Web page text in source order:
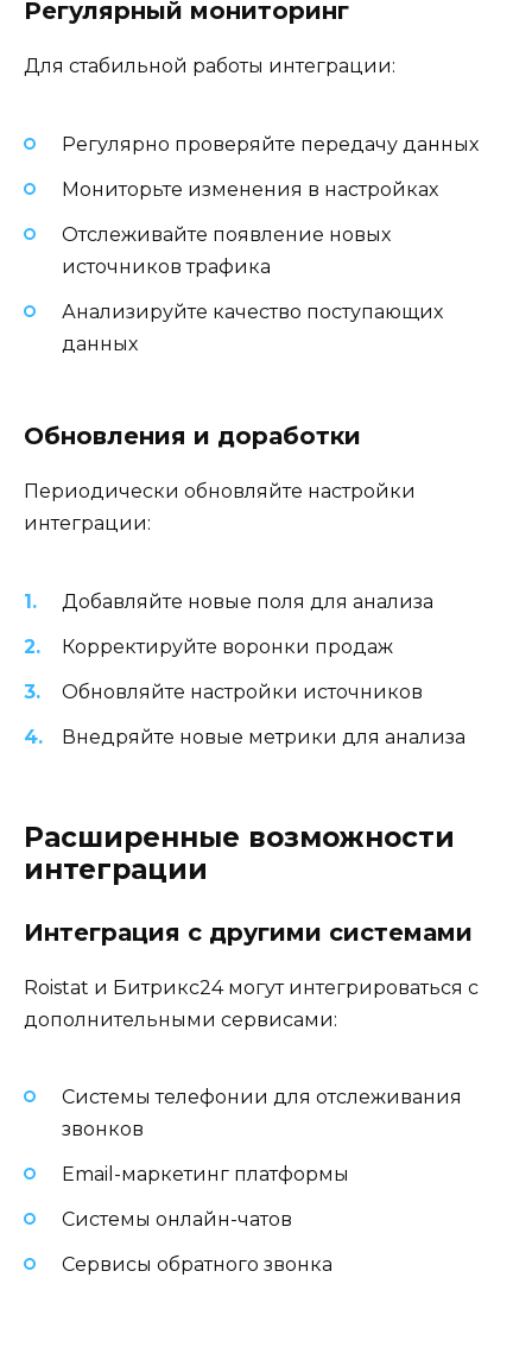
Регулярный мониторинг
Для стабильной работы интеграции:
Регулярно проверяйте передачу данных
Мониторьте изменения в настройках
Отслеживайте появление новых
источников трафика
Анализируйте качество поступающих
данных
Обновления и доработки
Периодически обновляйте настройки
интеграции:
Добавляйте новые поля для анализа
Корректируйте воронки продаж
Обновляйте настройки источников
Внедряйте новые метрики для анализа
Расширенные возможности
интеграции
Интеграция с другими системами
Roistat и Битрикс24 могут интегрироваться с
дополнительными сервисами:
Системы телефонии для отслеживания
звонков
Email-маркетинг платформы
Системы онлайн-чатов
Сервисы обратного звонка